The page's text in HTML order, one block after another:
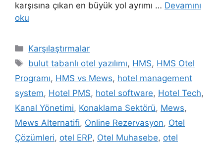
karşısına çıkan en büyük yol ayrımı … Devamını
oku
Kategoriler
Karşılaştırmalar
Etiketler
bulut tabanlı otel yazılımı, HMS, HMS Otel
Programı, HMS vs Mews, hotel management
system, Hotel PMS, hotel software, Hotel Tech,
Kanal Yönetimi, Konaklama Sektörü, Mews,
Mews Alternatifi, Online Rezervasyon, Otel
Çözümleri, otel ERP, Otel Muhasebe, otel